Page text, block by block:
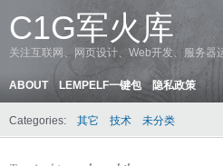
C1G军火库
关注互联网、网页设计、Web开发、服务
ABOUT LEMPELF一键包 隐私政策
Categories: 其它 技术 未分类